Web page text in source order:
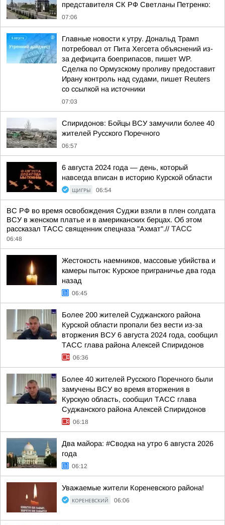
представителя СК РФ Светланы Петренко:
07:06
Главные новости к утру. Дональд Трамп
потребовал от Пита Хегсета объяснений из-
за дефицита боеприпасов, пишет WP.
Сделка по Ормузскому проливу предоставит
Ирану контроль над судами, пишет Reuters
со ссылкой на источники
07:03
Спиридонов: Бойцы ВСУ замучили более 40
жителей Русского Поречного
06:57
6 августа 2024 года — день, который
навсегда вписан в историю Курской области
ЩИГРЫ 06:54
ВС РФ во время освобождения Суджи взяли в плен солдата
ВСУ в женском платье и в американских берцах. Об этом
рассказал ТАСС священник спецназа "Ахмат".// ТАСС
06:48
Жестокость наемников, массовые убийства и
камеры пыток: Курское приграничье два года
назад
06:45
Более 200 жителей Суджанского района
Курской области пропали без вести из-за
вторжения ВСУ 6 августа 2024 года, сообщил
ТАСС глава района Алексей Спиридонов
06:36
Более 40 жителей Русского Поречного были
замучены ВСУ во время вторжения в
Курскую область, сообщил ТАСС глава
Суджанского района Алексей Спиридонов
06:18
Два майора: #Сводка на утро 6 августа 2026
года
06:12
Уважаемые жители Кореневского района!
КОРЕНЕВСКИЙ 06:06